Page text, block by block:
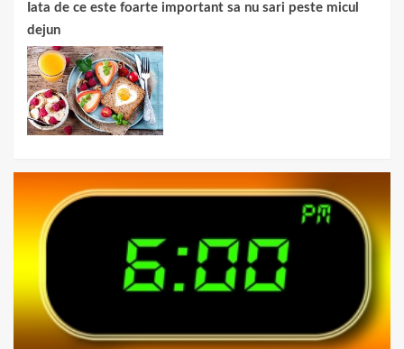
Iata de ce este foarte important sa nu sari peste micul
dejun